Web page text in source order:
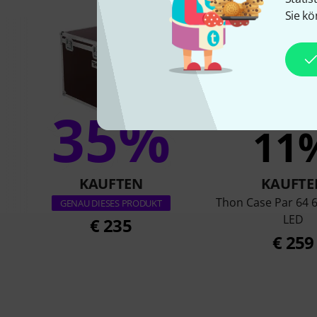
Sie
35%
KAUFTEN
GENAU DIESES PRODUKT
€ 235
Thon Case Par 64
LED
€ 259